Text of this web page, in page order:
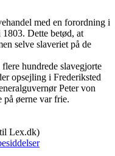
med en forordning i
Dette betød, at
selve slaveriet på de
hundrede slavegjorte
opsejling i Frederiksted
Peter von
på øerne var frie.
Lex.dk)